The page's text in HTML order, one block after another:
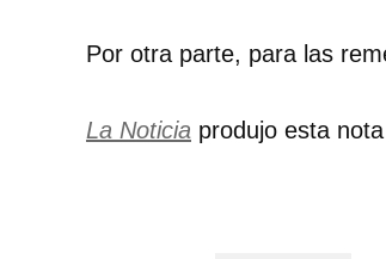
Por otra parte, para las
La Noticia produjo esta